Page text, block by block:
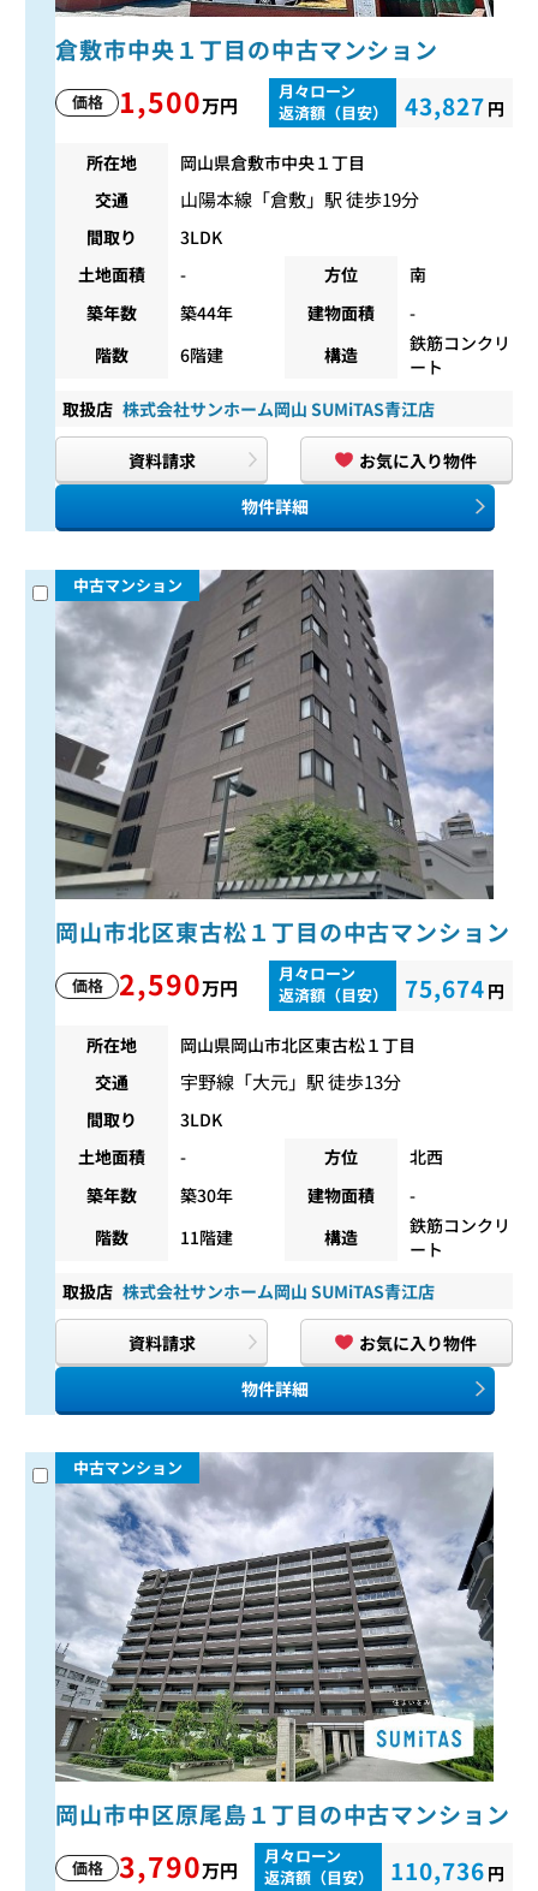
倉敷市中央１丁目の中古マンション
価格 1,500万円
月々ローン
返済額（目安）
43,827 円
所在地
岡山県倉敷市中央１丁目
交通
山陽本線 「倉敷」駅 徒歩19分
間取り
3LDK
土地面積
- 方位
南
築年数
築44年 建物面積
-
階数
6階建 構造
鉄筋コンクリ
ート
取扱店 株式会社サンホーム岡山 SUMiTAS青江店
資料請求
お気に入り物件
物件詳細
中古マンション
岡山市北区東古松１丁目の中古マンション
価格 2,590万円
月々ローン
返済額（目安）
75,674 円
所在地
岡山県岡山市北区東古松１丁目
交通
宇野線 「大元」駅 徒歩13分
間取り
3LDK
土地面積
- 方位
北西
築年数
築30年 建物面積
-
階数
11階建 構造
鉄筋コンクリ
ート
取扱店 株式会社サンホーム岡山 SUMiTAS青江店
資料請求
お気に入り物件
物件詳細
中古マンション
岡山市中区原尾島１丁目の中古マンション
価格 3,790万円
月々ローン
返済額（目安）
110,736 円